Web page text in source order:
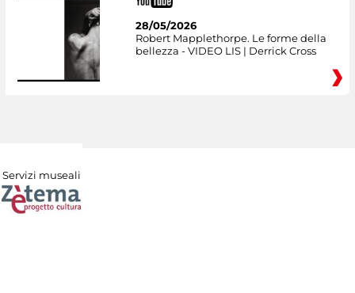
28/05/2026
Robert Mapplethorpe. Le forme della
bellezza - VIDEO LIS | Derrick Cross
Servizi museali